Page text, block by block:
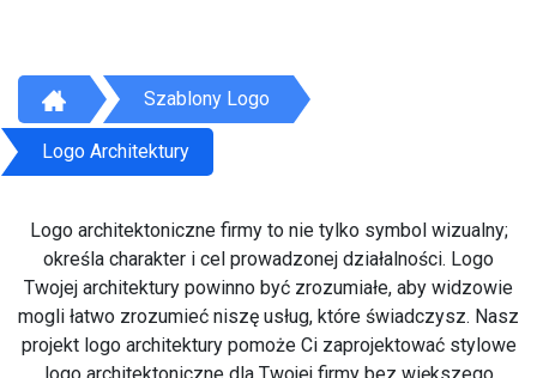
Szablony Logo
Logo Architektury
Logo architektoniczne firmy to nie tylko symbol wizualny;
określa charakter i cel prowadzonej działalności. Logo
Twojej architektury powinno być zrozumiałe, aby widzowie
mogli łatwo zrozumieć niszę usług, które świadczysz. Nasz
projekt logo architektury pomoże Ci zaprojektować stylowe